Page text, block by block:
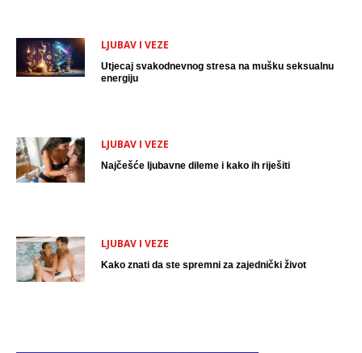
LJUBAV I VEZE
Utjecaj svakodnevnog stresa na mušku seksualnu
energiju
LJUBAV I VEZE
Najčešće ljubavne dileme i kako ih riješiti
LJUBAV I VEZE
Kako znati da ste spremni za zajednički život